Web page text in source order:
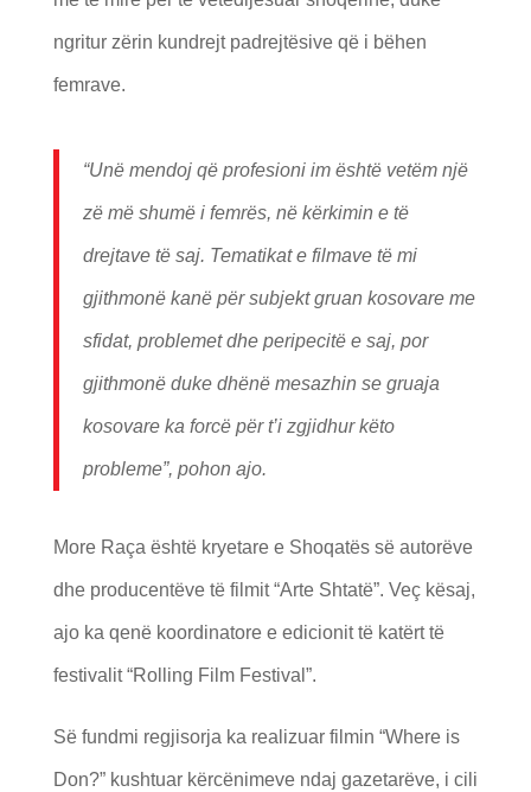
ngritur zërin kundrejt padrejtësive që i bëhen
femrave.
“Unë mendoj që profesioni im është vetëm një
zë më shumë i femrës, në kërkimin e të
drejtave të saj. Tematikat e filmave të mi
gjithmonë kanë për subjekt gruan kosovare me
sfidat, problemet dhe peripecitë e saj, por
gjithmonë duke dhënë mesazhin se gruaja
kosovare ka forcë për t’i zgjidhur këto
probleme”, pohon ajo.
More Raça është kryetare e Shoqatës së autorëve
dhe producentëve të filmit “Arte Shtatë”. Veç kësaj,
ajo ka qenë koordinatore e edicionit të katërt të
festivalit “Rolling Film Festival”.
Së fundmi regjisorja ka realizuar filmin “Where is
Don?” kushtuar kërcënimeve ndaj gazetarëve, i cili